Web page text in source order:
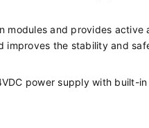
modules and provides
improves the stability and
power supply with built-